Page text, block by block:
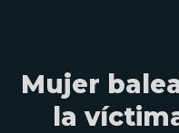
Mujer
la